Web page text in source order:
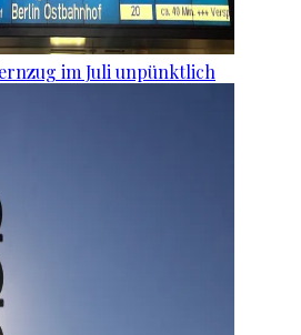
im Juli unpünktlich